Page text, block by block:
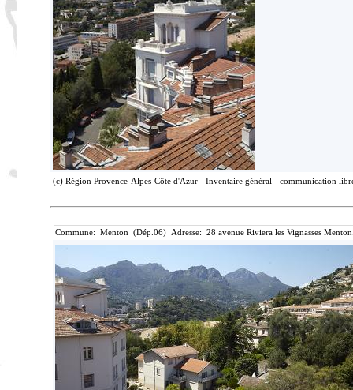
(c) Région Provence-Alpes-Côte d'Azur - Inventaire général - communication
Commune: Menton (Dép.06) Adresse: 28 avenue Riviera les Vignasses